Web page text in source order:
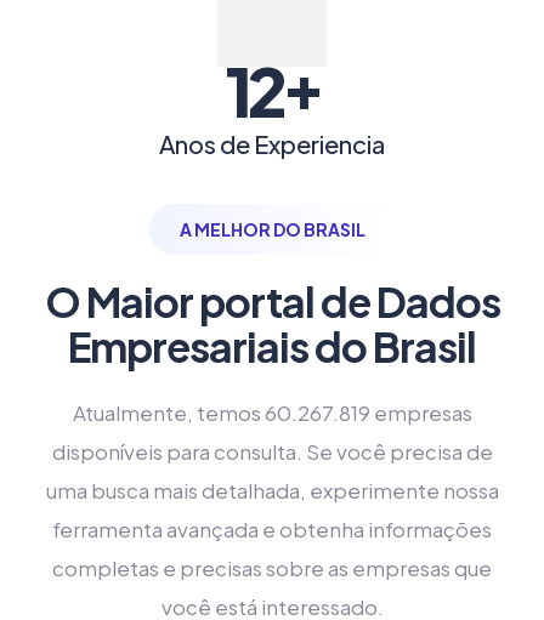
12+
Anos de Experiencia
A MELHOR DO BRASIL
O Maior portal de Dados
Empresariais do Brasil
Atualmente, temos 60.267.819 empresas
disponíveis para consulta. Se você precisa de
uma busca mais detalhada, experimente nossa
ferramenta avançada e obtenha informações
completas e precisas sobre as empresas que
você está interessado.